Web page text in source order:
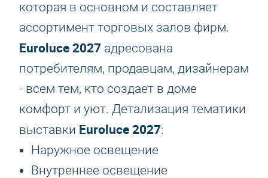
которая в основном и составляет
ассортимент торговых залов фирм.
Euroluce 2027 адресована
потребителям, продавцам, дизайнерам
- всем тем, кто создает в доме
комфорт и уют. Детализация тематики
выставки Euroluce 2027:
Наружное освещение
Внутреннее освещение